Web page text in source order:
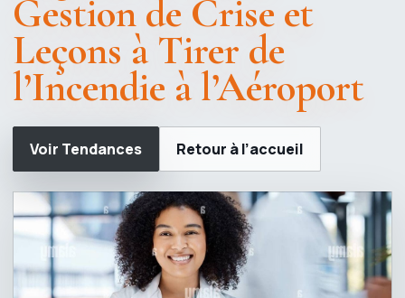
Gestion de Crise et
Leçons à Tirer de
l’Incendie à l’Aéroport
Voir Tendances Retour à l’accueil